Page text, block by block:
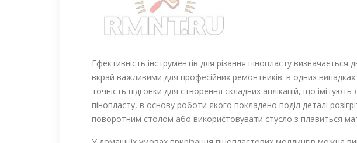
Ефективність інструментів для різання пінопласту
вкрай важливими для професійних ремонтників: в одних
точність підгонки для створення складних аплікацій, що
пінопласту, в основу роботи якого покладено поділ деталі
поворотним столом або використовувати стусло з плавиться